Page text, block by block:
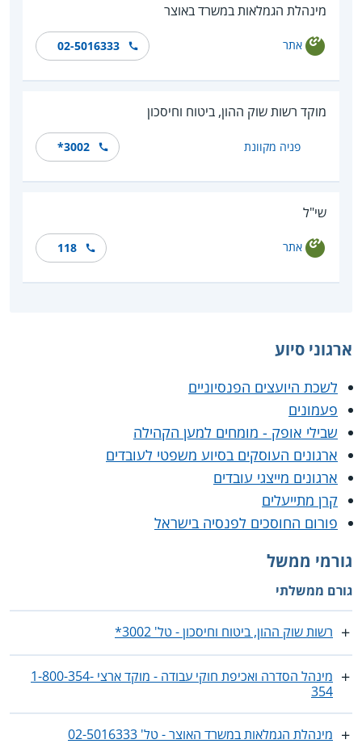
מינהלת הגמלאות במשרד באוצר
אתר 02-5016333
מוקד רשות שוק ההון, ביטוח וחיסכון
פניה מקוונת *‎3002
שי"ל
אתר 118
ארגוני סיוע
לשכת היועצים הפנסיוניים
פעמונים
שבילי אופק - מומחים למען הקהילה
ארגונים העוסקים בסיוע משפטי לעובדים
ארגונים מייצגי עובדים
קרן מתייעלים
פורום החוסכים לפנסיה בישראל
גורמי ממשל
גורם ממשלתי
רשות שוק ההון, ביטוח וחיסכון - טל' 3002*
מינהל הסדרה ואכיפת חוקי עבודה - מוקד ארצי 1-800-354-
354
מינהלת הגמלאות במשרד האוצר - טל' ‎02-5016333